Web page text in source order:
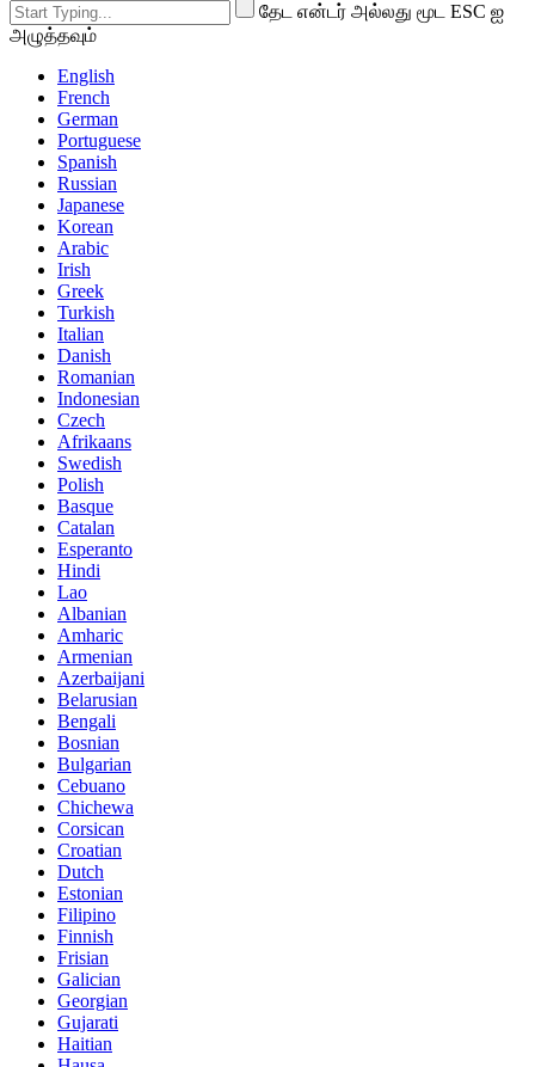
தேட என்டர் அல்லது மூட ESC ஐ
அழுத்தவும்
English
French
German
Portuguese
Spanish
Russian
Japanese
Korean
Arabic
Irish
Greek
Turkish
Italian
Danish
Romanian
Indonesian
Czech
Afrikaans
Swedish
Polish
Basque
Catalan
Esperanto
Hindi
Lao
Albanian
Amharic
Armenian
Azerbaijani
Belarusian
Bengali
Bosnian
Bulgarian
Cebuano
Chichewa
Corsican
Croatian
Dutch
Estonian
Filipino
Finnish
Frisian
Galician
Georgian
Gujarati
Haitian